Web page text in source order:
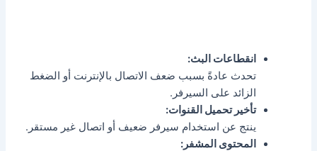
انقطاعات البث:
تحدث عادةً بسبب ضعف الاتصال بالإنترنت أو الضغط
الزائد على السيرفر.
تأخير تحميل القنوات:
ينتج عن استخدام سيرفر ضعيف أو اتصال غير مستقر.
المحتوى المشفر: